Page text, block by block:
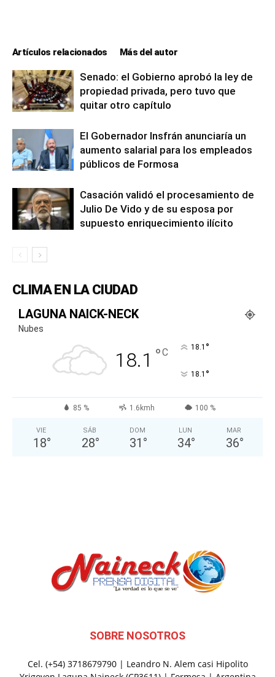
Artículos relacionados Más del autor
Senado: el Gobierno aprobó la ley de
propiedad privada, pero tuvo que
quitar otro capítulo
El Gobernador Insfrán anunciaría un
aumento salarial para los empleados
públicos de Formosa
Casación validó el procesamiento de
Julio De Vido y de su esposa por
supuesto enriquecimiento ilícito
CLIMA EN LA CIUDAD
LAGUNA NAICK-NECK
Nubes
18.1 °C 18.1 °
18.1 °
85 % 1.6kmh 100 %
VIE
18°
SÁB
28°
DOM
31 °
LUN
34°
MAR
36°
SOBRE NOSOTROS
Cel. (+54) 3718679790 | Leandro N. Alem casi Hipolito